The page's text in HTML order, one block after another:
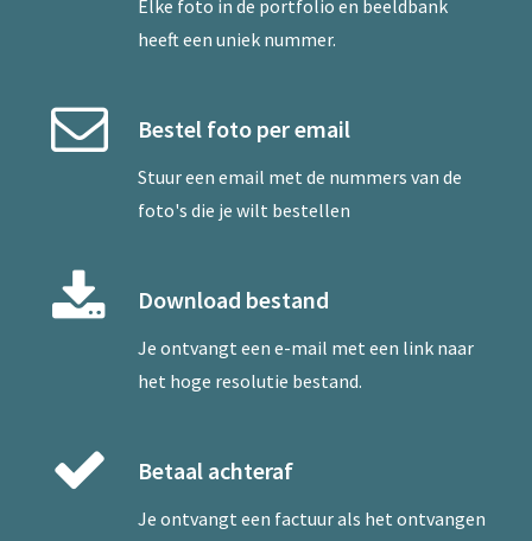
Elke foto in de portfolio en beeldbank
heeft een uniek nummer.
Bestel foto per email
Stuur een email met de nummers van de
foto's die je wilt bestellen
Download bestand
Je ontvangt een e-mail met een link naar
het hoge resolutie bestand.
Betaal achteraf
Je ontvangt een factuur als het ontvangen